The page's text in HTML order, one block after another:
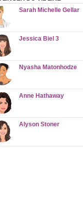
Sarah Michelle Gellar
Jessica Biel 3
Nyasha Matonhodze
Anne Hathaway
Alyson Stoner